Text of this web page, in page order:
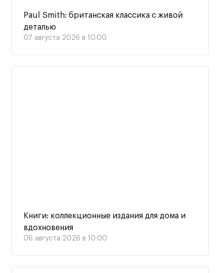
Paul Smith: британская классика с живой
деталью
07 августа 2026 в 10:00
Книги: коллекционные издания для дома и
вдохновения
06 августа 2026 в 10:00